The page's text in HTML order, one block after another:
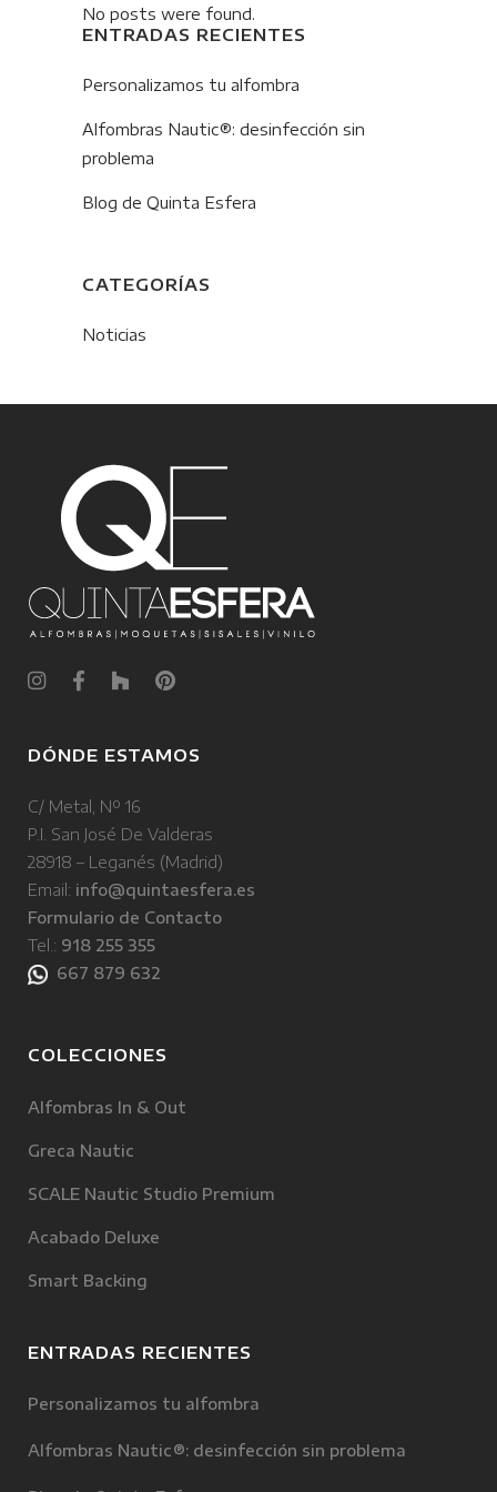
No posts were found.
ENTRADAS RECIENTES
Personalizamos tu alfombra
Alfombras Nautic®: desinfección sin
problema
Blog de Quinta Esfera
CATEGORÍAS
Noticias
DÓNDE ESTAMOS
C/ Metal, Nº 16
P.I. San José De Valderas
28918 – Leganés (Madrid)
Email: info@quintaesfera.es
Formulario de Contacto
Tel.: 918 255 355
667 879 632
COLECCIONES
Alfombras In & Out
Greca Nautic
SCALE Nautic Studio Premium
Acabado Deluxe
Smart Backing
ENTRADAS RECIENTES
Personalizamos tu alfombra
Alfombras Nautic®: desinfección sin problema